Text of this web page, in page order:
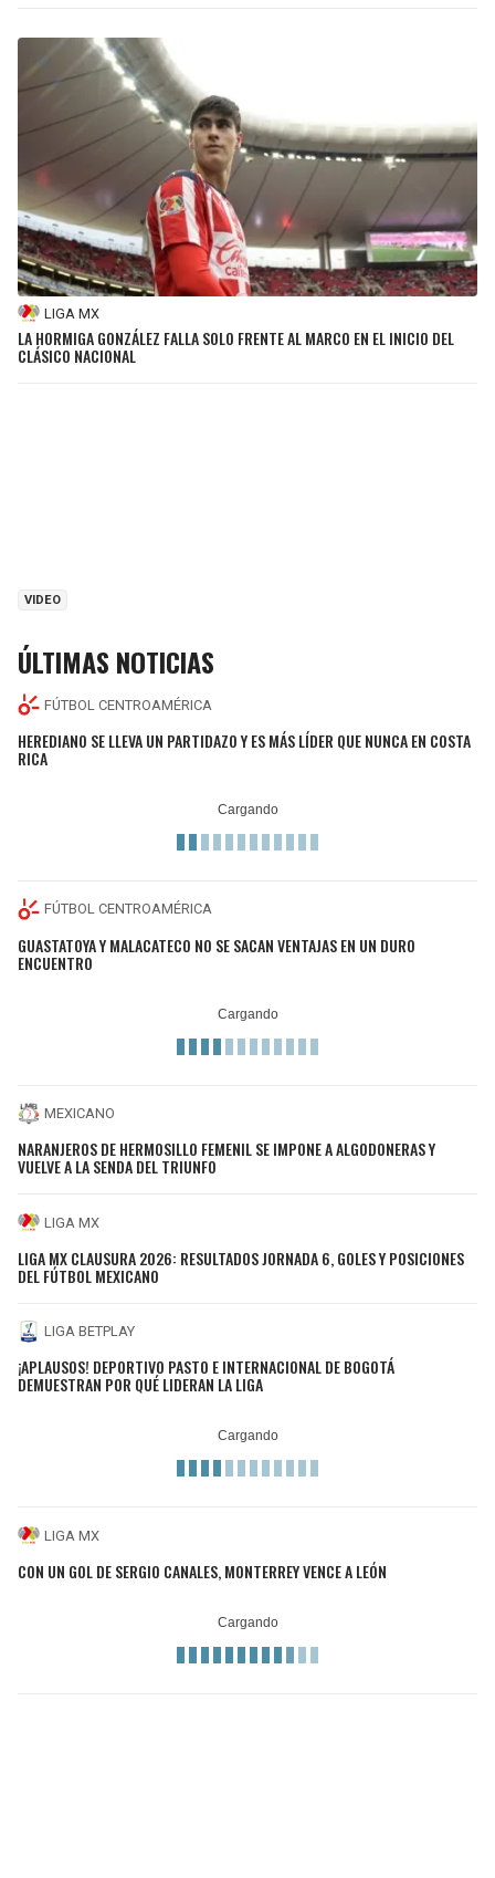
LIGA MX
LA HORMIGA GONZÁLEZ FALLA SOLO FRENTE AL MARCO EN EL INICIO DEL
CLÁSICO NACIONAL
VIDEO
ÚLTIMAS NOTICIAS
FÚTBOL CENTROAMÉRICA
HEREDIANO SE LLEVA UN PARTIDAZO Y ES MÁS LÍDER QUE NUNCA EN COSTA
RICA
FÚTBOL CENTROAMÉRICA
GUASTATOYA Y MALACATECO NO SE SACAN VENTAJAS EN UN DURO
ENCUENTRO
MEXICANO
NARANJEROS DE HERMOSILLO FEMENIL SE IMPONE A ALGODONERAS Y
VUELVE A LA SENDA DEL TRIUNFO
LIGA MX
LIGA MX CLAUSURA 2026: RESULTADOS JORNADA 6, GOLES Y POSICIONES
DEL FÚTBOL MEXICANO
LIGA BETPLAY
¡APLAUSOS! DEPORTIVO PASTO E INTERNACIONAL DE BOGOTÁ
DEMUESTRAN POR QUÉ LIDERAN LA LIGA
LIGA MX
CON UN GOL DE SERGIO CANALES, MONTERREY VENCE A LEÓN